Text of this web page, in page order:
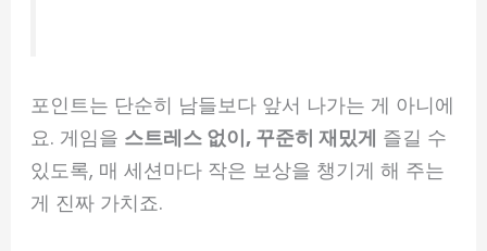
포인트는 단순히 남들보다 앞서 나가는 게 아니에
요. 게임을 스트레스 없이, 꾸준히 재밌게 즐길 수
있도록, 매 세션마다 작은 보상을 챙기게 해 주는
게 진짜 가치죠.